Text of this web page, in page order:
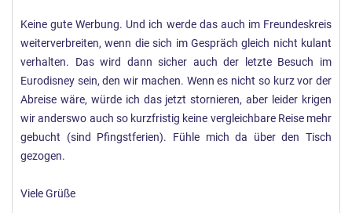
Keine gute Werbung. Und ich werde das auch im Freundeskreis
weiterverbreiten, wenn die sich im Gespräch gleich nicht kulant
verhalten. Das wird dann sicher auch der letzte Besuch im
Eurodisney sein, den wir machen. Wenn es nicht so kurz vor der
Abreise wäre, würde ich das jetzt stornieren, aber leider krigen
wir anderswo auch so kurzfristig keine vergleichbare Reise mehr
gebucht (sind Pfingstferien). Fühle mich da über den Tisch
gezogen.
Viele Grüße